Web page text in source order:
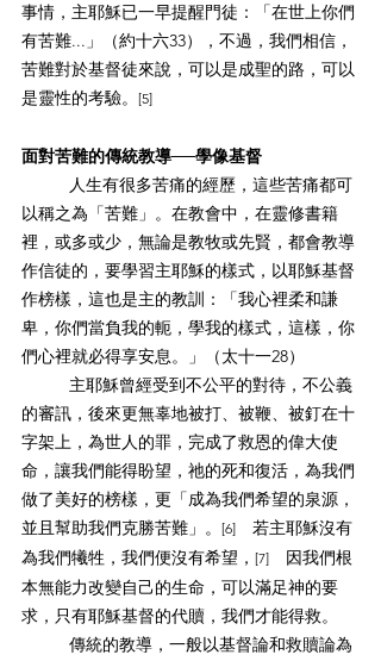
事情，主耶穌已一早提醒門徒：「在世上你們
有苦難...」（約十六33），不過，我們相信，
苦難對於基督徒來說，可以是成聖的路，可以
是靈性的考驗。 [5]
面對苦難的傳統教導──學像基督
人生有很多苦痛的經歷，這些苦痛都可
以稱之為「苦難」。在教會中，在靈修書籍
裡，或多或少，無論是教牧或先賢，都會教導
作信徒的，要學習主耶穌的樣式，以耶穌基督
作榜樣，這也是主的教訓：「我心裡柔和謙
卑，你們當負我的軛，學我的樣式，這樣，你
們心裡就必得享安息。」（太十一28）
主耶穌曾經受到不公平的對待，不公義
的審訊，後來更無辜地被打、被鞭、被釘在十
字架上，為世人的罪，完成了救恩的偉大使
命，讓我們能得盼望，祂的死和復活，為我們
做了美好的榜樣，更「成為我們希望的泉源，
並且幫助我們克勝苦難」。 [6] 若主耶穌沒有
為我們犧牲，我們便沒有希望， [7] 因我們根
本無能力改變自己的生命，可以滿足神的要
求，只有耶穌基督的代贖，我們才能得救。
傳統的教導，一般以基督論和救贖論為